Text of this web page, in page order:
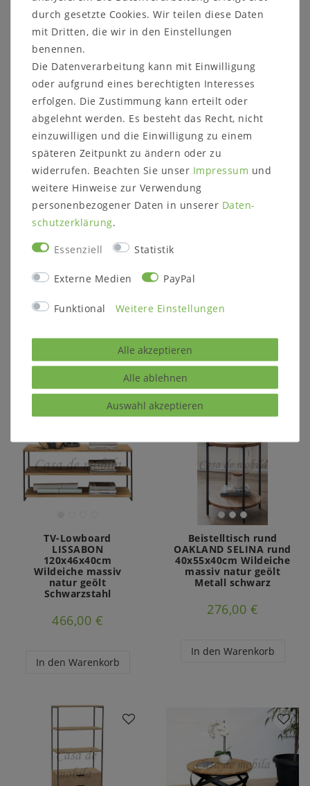
weiß
379,00 €
In den Warenkorb
206,00 €
In den Warenkorb
Beistelltisch OAKLAND
Metallablage
Wildeiche natur geölt
In den Warenkorb
Wildeiche massiv
In den Warenkorb
TV-Lowboard
LISSABON
120x46x40cm
Wildeiche massiv
natur geölt
Schwarzstahl
466,00 €
In den Warenkorb
Beistelltisch rund
OAKLAND SELINA rund
40x55x40cm Wildeiche
massiv natur geölt
Metall schwarz
276,00 €
In den Warenkorb
durch gesetzte Cookies. Wir teilen diese Daten
mit Dritten, die wir in den Einstellungen
benennen.
Die Datenverarbeitung kann mit Einwilligung
oder aufgrund eines berechtigten Interesses
erfolgen. Die Zustimmung kann erteilt oder
abgelehnt werden. Es besteht das Recht, nicht
einzuwilligen und die Einwilligung zu einem
späteren Zeitpunkt zu ändern oder zu
widerrufen. Beachten Sie unser Impressum und
weitere Hinweise zur Verwendung
personenbezogener Daten in unserer Daten­
schutz­erklärung.
Essenziell Statistik
Externe Medien PayPal
Funktional Weitere Einstellungen
Alle akzeptieren
Alle ablehnen
Auswahl akzeptieren